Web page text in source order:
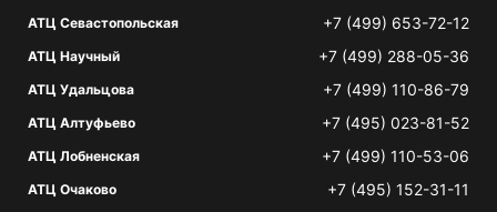
АТЦ Севастопольская +7 (499) 653-72-12
АТЦ Научный +7 (499) 288-05-36
АТЦ Удальцова +7 (499) 110-86-79
АТЦ Алтуфьево +7 (495) 023-81-52
АТЦ Лобненская +7 (499) 110-53-06
АТЦ Очаково +7 (495) 152-31-11